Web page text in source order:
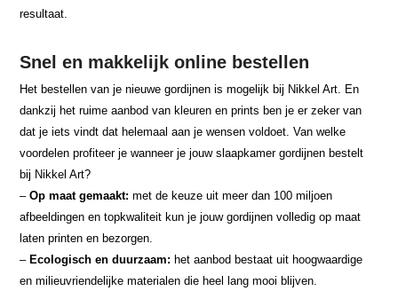
resultaat.
Snel en makkelijk online bestellen
Het bestellen van je nieuwe gordijnen is mogelijk bij Nikkel Art. En
dankzij het ruime aanbod van kleuren en prints ben je er zeker van
dat je iets vindt dat helemaal aan je wensen voldoet. Van welke
voordelen profiteer je wanneer je jouw slaapkamer gordijnen bestelt
bij Nikkel Art?
–Op maat gemaakt: met de keuze uit meer dan 100 miljoen
afbeeldingen en topkwaliteit kun je jouw gordijnen volledig op maat
laten printen en bezorgen.
– Ecologisch en duurzaam: het aanbod bestaat uit hoogwaardige
en milieuvriendelijke materialen die heel lang mooi blijven.